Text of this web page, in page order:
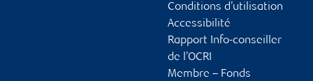
Conditions d’utilisation
Accessibilité
Rapport Info-conseiller
de l’OCRI
Membre – Fonds